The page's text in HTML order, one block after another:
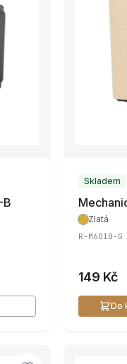
B
Skladem
Zlatá
R-M601B-G
149 Kč
Do